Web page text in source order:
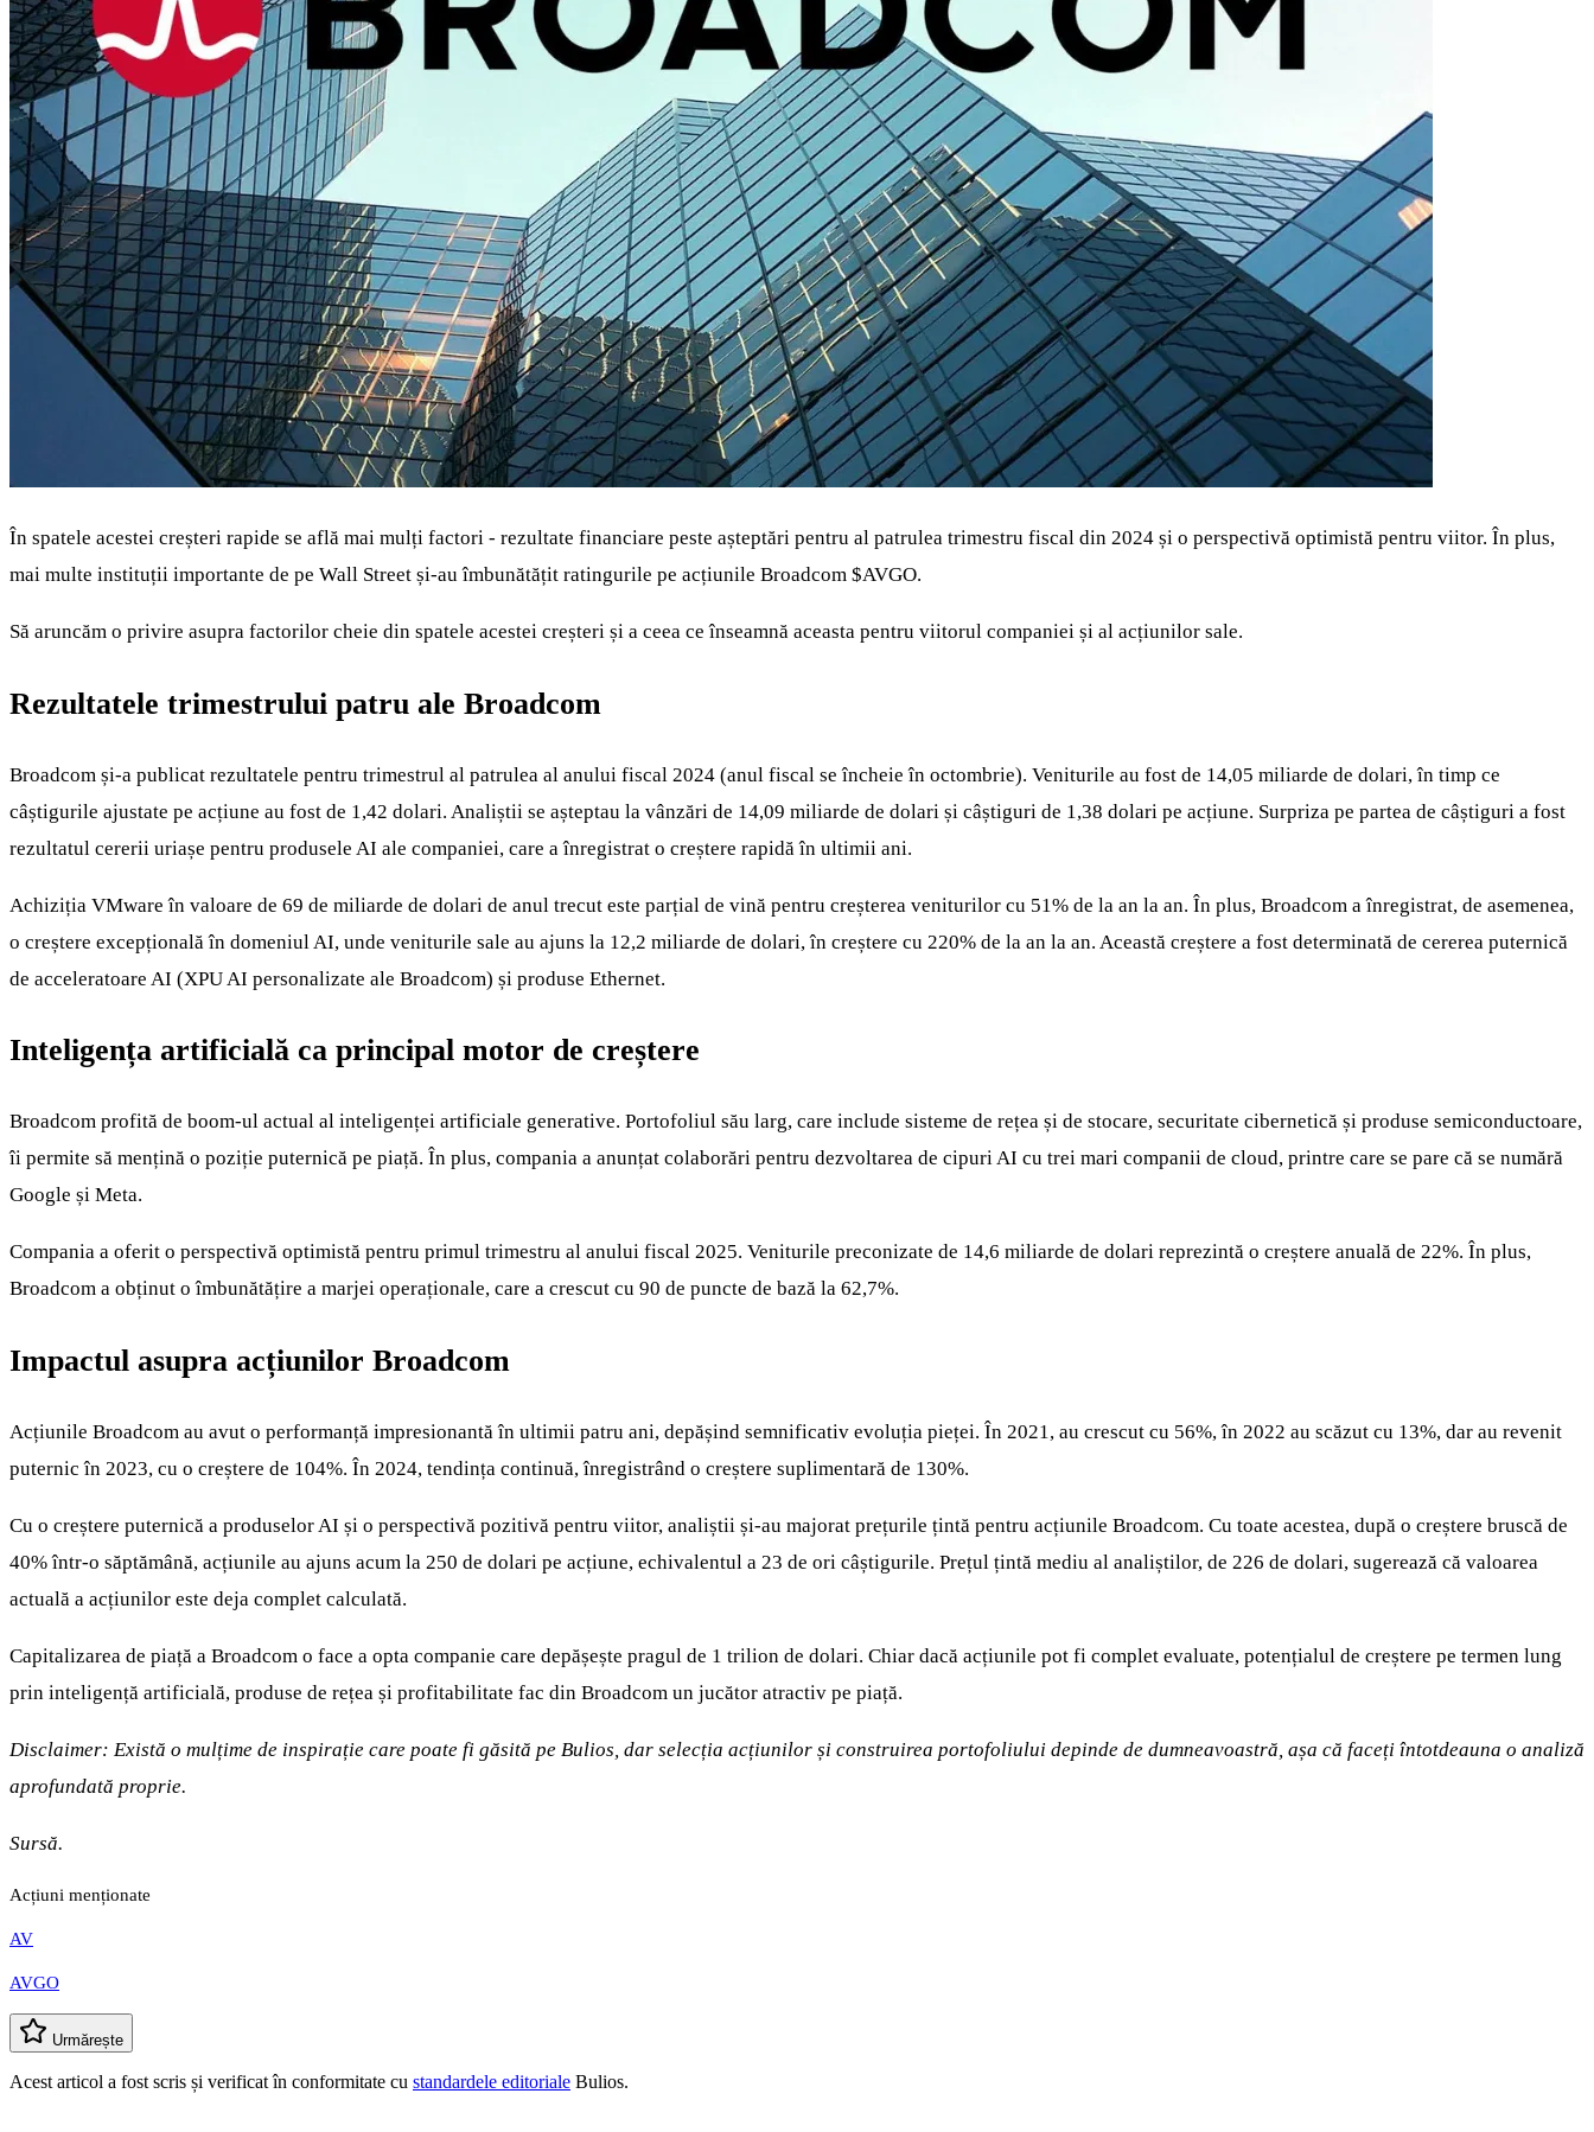
În spatele acestei creșteri rapide se află mai mulți factori - rezultate financiare peste așteptări pentru al patrulea trimestru fiscal din 2024 și o perspectivă optimistă pentru viitor. În plus,
mai multe instituții importante de pe Wall Street și-au îmbunătățit ratingurile pe acțiunile Broadcom $AVGO.
Să aruncăm o privire asupra factorilor cheie din spatele acestei creșteri și a ceea ce înseamnă aceasta pentru viitorul companiei și al acțiunilor sale.
Rezultatele trimestrului patru ale Broadcom
Broadcom și-a publicat rezultatele pentru trimestrul al patrulea al anului fiscal 2024 (anul fiscal se încheie în octombrie). Veniturile au fost de 14,05 miliarde de dolari, în timp ce
câștigurile ajustate pe acțiune au fost de 1,42 dolari. Analiștii se așteptau la vânzări de 14,09 miliarde de dolari și câștiguri de 1,38 dolari pe acțiune. Surpriza pe partea de câștiguri a fost
rezultatul cererii uriașe pentru produsele AI ale companiei, care a înregistrat o creștere rapidă în ultimii ani.
Achiziția VMware în valoare de 69 de miliarde de dolari de anul trecut este parțial de vină pentru creșterea veniturilor cu 51% de la an la an. În plus, Broadcom a înregistrat, de asemenea,
o creștere excepțională în domeniul AI, unde veniturile sale au ajuns la 12,2 miliarde de dolari, în creștere cu 220% de la an la an. Această creștere a fost determinată de cererea puternică
de acceleratoare AI (XPU AI personalizate ale Broadcom) și produse Ethernet.
Inteligența artificială ca principal motor de creștere
Broadcom profită de boom-ul actual al inteligenței artificiale generative. Portofoliul său larg, care include sisteme de rețea și de stocare, securitate cibernetică și produse semiconductoare,
îi permite să mențină o poziție puternică pe piață. În plus, compania a anunțat colaborări pentru dezvoltarea de cipuri AI cu trei mari companii de cloud, printre care se pare că se numără
Google și Meta.
Compania a oferit o perspectivă optimistă pentru primul trimestru al anului fiscal 2025. Veniturile preconizate de 14,6 miliarde de dolari reprezintă o creștere anuală de 22%. În plus,
Broadcom a obținut o îmbunătățire a marjei operaționale, care a crescut cu 90 de puncte de bază la 62,7%.
Impactul asupra acțiunilor Broadcom
Acțiunile Broadcom au avut o performanță impresionantă în ultimii patru ani, depășind semnificativ evoluția pieței. În 2021, au crescut cu 56%, în 2022 au scăzut cu 13%, dar au revenit
puternic în 2023, cu o creștere de 104%. În 2024, tendința continuă, înregistrând o creștere suplimentară de 130%.
Cu o creștere puternică a produselor AI și o perspectivă pozitivă pentru viitor, analiștii și-au majorat prețurile țintă pentru acțiunile Broadcom. Cu toate acestea, după o creștere bruscă de
40% într-o săptămână, acțiunile au ajuns acum la 250 de dolari pe acțiune, echivalentul a 23 de ori câștigurile. Prețul țintă mediu al analiștilor, de 226 de dolari, sugerează că valoarea
actuală a acțiunilor este deja complet calculată.
Capitalizarea de piață a Broadcom o face a opta companie care depășește pragul de 1 trilion de dolari. Chiar dacă acțiunile pot fi complet evaluate, potențialul de creștere pe termen lung
prin inteligență artificială, produse de rețea și profitabilitate fac din Broadcom un jucător atractiv pe piață.
Disclaimer: Există o mulțime de inspirație care poate fi găsită pe Bulios, dar selecția acțiunilor și construirea portofoliului depinde de dumneavoastră, așa că faceți întotdeauna o analiză
aprofundată proprie.
Sursă.
Acțiuni menționate
AV
AVGO
Urmărește
Acest articol a fost scris și verificat în conformitate cu standardele editoriale Bulios.